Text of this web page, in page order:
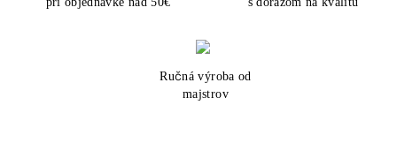
Ručná výroba od
majstrov